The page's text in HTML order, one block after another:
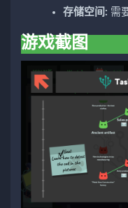
存储空间: 需
游戏截图